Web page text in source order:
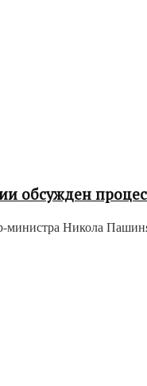
обсужден
министра Никола